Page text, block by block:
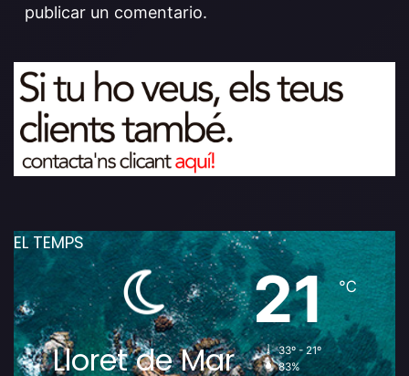
publicar un comentario.
EL TEMPS
Lloret de Mar
21℃
33º - 21º
83%